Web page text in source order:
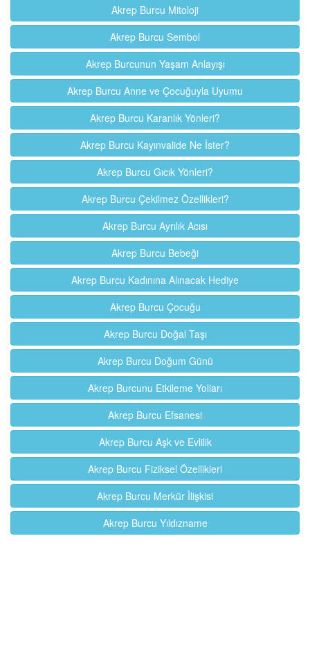
Akrep Burcu Mitoloji
Akrep Burcu Sembol
Akrep Burcunun Yaşam Anlayışı
Akrep Burcu Anne ve Çocuğuyla Uyumu
Akrep Burcu Karanlık Yönleri?
Akrep Burcu Kayınvalide Ne İster?
Akrep Burcu Gıcık Yönleri?
Akrep Burcu Çekilmez Özellikleri?
Akrep Burcu Ayrılık Acısı
Akrep Burcu Bebeği
Akrep Burcu Kadınına Alınacak Hediye
Akrep Burcu Çocuğu
Akrep Burcu Doğal Taşı
Akrep Burcu Doğum Günü
Akrep Burcunu Etkileme Yolları
Akrep Burcu Efsanesi
Akrep Burcu Aşk ve Evlilik
Akrep Burcu Fiziksel Özellikleri
Akrep Burcu Merkür İlişkisi
Akrep Burcu Yıldızname